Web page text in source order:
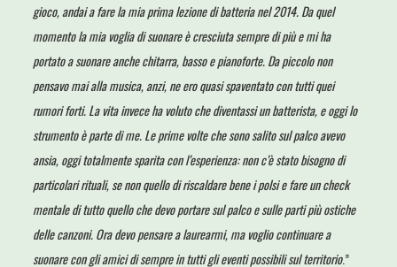
gioco, andai a fare la mia prima lezione di batteria nel 2014. Da quel
momento la mia voglia di suonare è cresciuta sempre di più e mi ha
portato a suonare anche chitarra, basso e pianoforte. Da piccolo non
pensavo mai alla musica, anzi, ne ero quasi spaventato con tutti quei
rumori forti. La vita invece ha voluto che diventassi un batterista, e oggi lo
strumento è parte di me. Le prime volte che sono salito sul palco avevo
ansia, oggi totalmente sparita con l’esperienza: non c’è stato bisogno di
particolari rituali, se non quello di riscaldare bene i polsi e fare un check
mentale di tutto quello che devo portare sul palco e sulle parti più ostiche
delle canzoni. Ora devo pensare a laurearmi, ma voglio continuare a
suonare con gli amici di sempre in tutti gli eventi possibili sul territorio.”